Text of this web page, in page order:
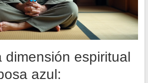
dimensión espiritual
azul: